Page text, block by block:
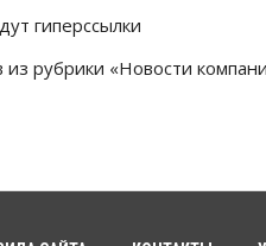
гиперссылки
рубрики «Новости